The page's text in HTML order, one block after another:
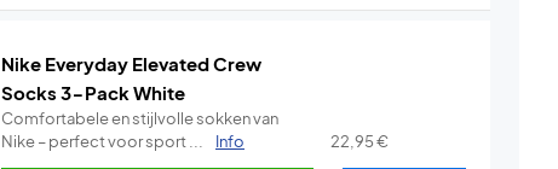
Nike Everyday Elevated Crew
Socks 3-Pack White
Comfortabele en stijlvolle sokken van
Nike – perfect voor sport ...
Info 22,95€